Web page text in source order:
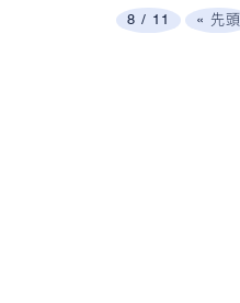
8 / 11 « 先頭